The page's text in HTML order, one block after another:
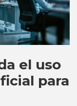
el uso
para